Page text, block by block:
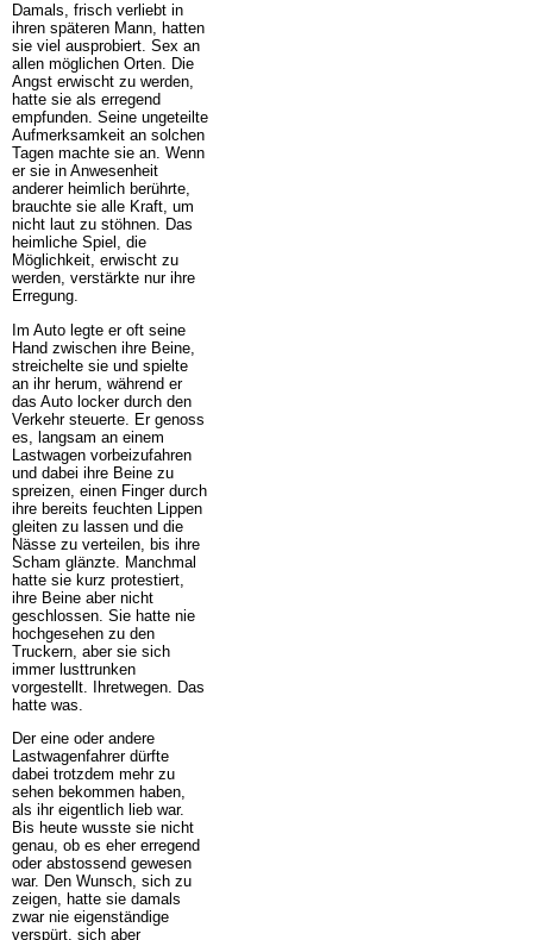
Damals, frisch verliebt in
ihren späteren Mann, hatten
sie viel ausprobiert. Sex an
allen möglichen Orten. Die
Angst erwischt zu werden,
hatte sie als erregend
empfunden. Seine ungeteilte
Aufmerksamkeit an solchen
Tagen machte sie an. Wenn
er sie in Anwesenheit
anderer heimlich berührte,
brauchte sie alle Kraft, um
nicht laut zu stöhnen. Das
heimliche Spiel, die
Möglichkeit, erwischt zu
werden, verstärkte nur ihre
Erregung.
Im Auto legte er oft seine
Hand zwischen ihre Beine,
streichelte sie und spielte
an ihr herum, während er
das Auto locker durch den
Verkehr steuerte. Er genoss
es, langsam an einem
Lastwagen vorbeizufahren
und dabei ihre Beine zu
spreizen, einen Finger durch
ihre bereits feuchten Lippen
gleiten zu lassen und die
Nässe zu verteilen, bis ihre
Scham glänzte. Manchmal
hatte sie kurz protestiert,
ihre Beine aber nicht
geschlossen. Sie hatte nie
hochgesehen zu den
Truckern, aber sie sich
immer lusttrunken
vorgestellt. Ihretwegen. Das
hatte was.
Der eine oder andere
Lastwagenfahrer dürfte
dabei trotzdem mehr zu
sehen bekommen haben,
als ihr eigentlich lieb war.
Bis heute wusste sie nicht
genau, ob es eher erregend
oder abstossend gewesen
war. Den Wunsch, sich zu
zeigen, hatte sie damals
zwar nie eigenständige
verspürt, sich aber